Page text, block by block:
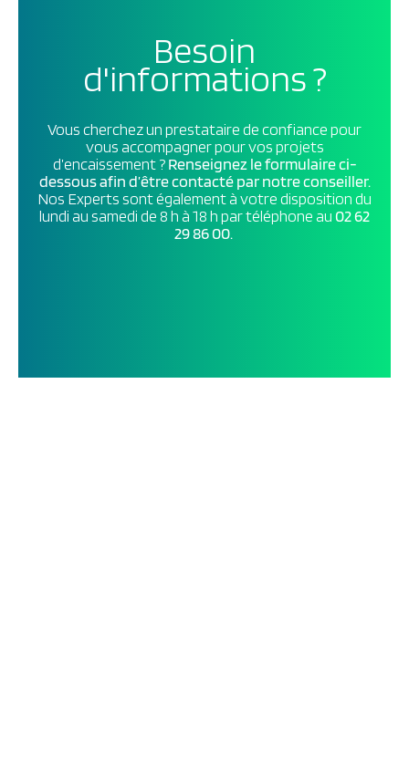
Besoin
d'informations ?
Vous cherchez un prestataire de confiance pour
vous accompagner pour vos projets
d’encaissement ?Renseignez le formulaire ci-
dessous afin d’être contacté par notre conseiller.
Nos Experts sont également à votre disposition du
lundi au samedi de 8 h à 18 h par téléphone au02 62
29 86 00.